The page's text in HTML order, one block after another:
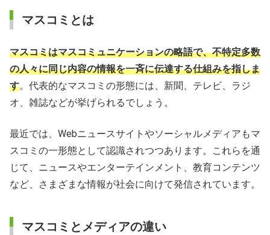
マスコミとは
マスコミはマスコミュニケーションの略語で、不特定多数
の人々に同じ内容の情報を一斉に伝達する仕組みを指しま
す。代表的なマスコミの形態には、新聞、テレビ、ラジ
オ、雑誌などが挙げられるでしょう。
最近では、Webニュースサイトやソーシャルメディアもマ
スコミの一形態として認識されつつあります。これらを通
じて、ニュースやエンターテインメント、教育コンテンツ
など、さまざまな情報が社会に向けて発信されています。
マスコミとメディアの違い